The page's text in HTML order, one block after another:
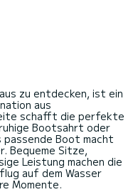
zu entdecken, ist ein
aus
schafft die perfekte
Bootsahrt oder
passende Boot macht
Bequeme Sitze,
Leistung machen die
auf dem Wasser
Momente.